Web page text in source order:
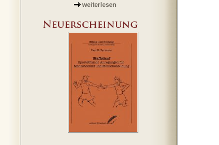
weiterlesen